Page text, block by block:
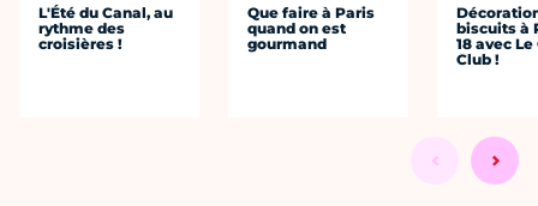
L'Été du Canal, au
rythme des
croisières !
Que faire à Paris
quand on est
gourmand
biscuits à
18 avec
Club !